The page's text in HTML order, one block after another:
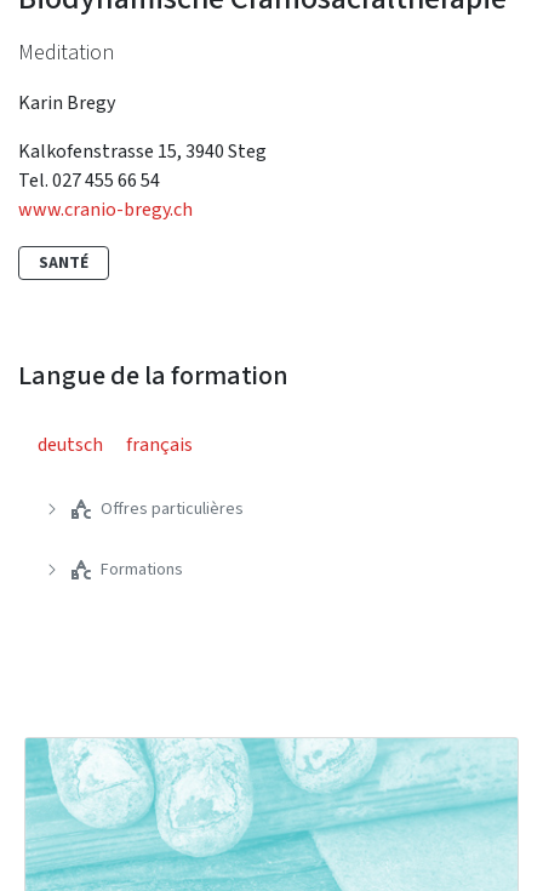
Meditation
Karin Bregy
Kalkofenstrasse 15, 3940 Steg
Tel. 027 455 66 54
www.cranio-bregy.ch
SANTÉ
Langue de la formation
deutsch français
Offres particulières
Formations